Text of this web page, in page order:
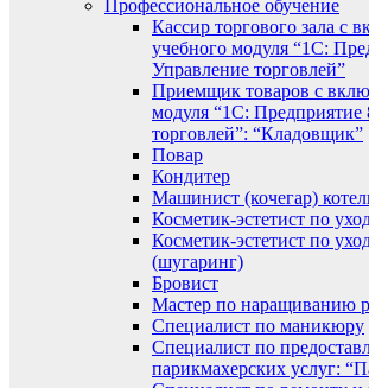
Профессиональное обучение
Кассир торгового зала с
учебного модуля “1С:
Управление торговлей”
Приемщик товаров с
модуля “1С: Предприятие
торговлей”: “Кладовщик”
Повар
Кондитер
Машинист (кочегар)
Косметик-эстетист по
Косметик-эстетист по
(шугаринг)
Бровист
Мастер по наращиванию
Специалист по маникюру
Специалист по
парикмахерских услуг: